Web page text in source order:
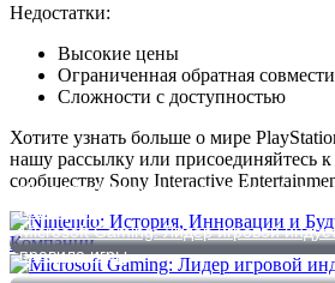
Недостатки:
Высокие цены
Ограниченная обратная
Сложности с доступностью
Хотите узнать больше о мире
нашу рассылку или присоединяйтесь
сообществу Sony Interactive
Nintendo: История, Инновации и
Компании
Microsoft Gaming: Лидер игровой
правила игры